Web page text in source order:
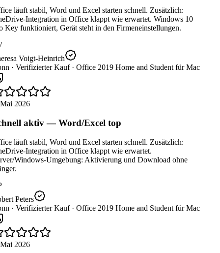
läuft stabil, Word und Excel starten schnell. Zusätzlich:
Integration in Office klappt wie erwartet. Windows 10
Key funktioniert, Gerät steht in den Firmeneinstellungen.
Voigt-Heinrich
· Verifizierter Kauf · Office 2019 Home and Student für Mac
2026
aktiv — Word/Excel top
läuft stabil, Word und Excel starten schnell. Zusätzlich:
Integration in Office klappt wie erwartet.
Windows-Umgebung: Aktivierung und Download ohne
Peters
· Verifizierter Kauf · Office 2019 Home and Student für Mac
2026